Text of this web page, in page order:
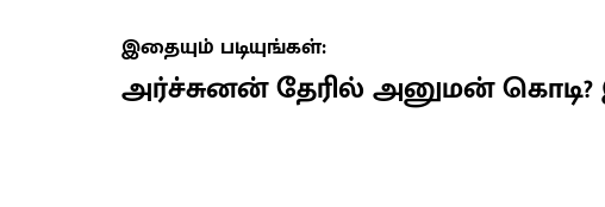
இதையும் படியுங்கள்:
அர்ச்சுனன் தேரில் அனுமன் கொடி?